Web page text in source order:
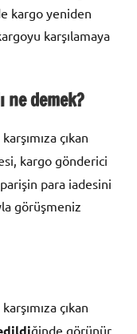
kargo yeniden
karşılamaya
ne demek?
çıkan
kargo gönderici
para iadesini
görüşmeniz
çıkan
ğinde görünür.